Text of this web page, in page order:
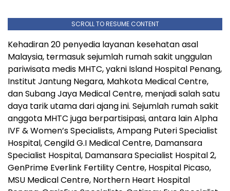
SCROLL TO RESUME CONTENT
Kehadiran 20 penyedia layanan kesehatan asal
Malaysia, termasuk sejumlah rumah sakit unggulan
pariwisata medis MHTC, yakni Island Hospital Penang,
Institut Jantung Negara, Mahkota Medical Centre,
dan Subang Jaya Medical Centre, menjadi salah satu
daya tarik utama dari ajang ini. Sejumlah rumah sakit
anggota MHTC juga berpartisipasi, antara lain Alpha
IVF & Women’s Specialists, Ampang Puteri Specialist
Hospital, Cengild G.I Medical Centre, Damansara
Specialist Hospital, Damansara Specialist Hospital 2,
GenPrime Everlink Fertility Centre, Hospital Picaso,
MSU Medical Centre, Northern Heart Hospital